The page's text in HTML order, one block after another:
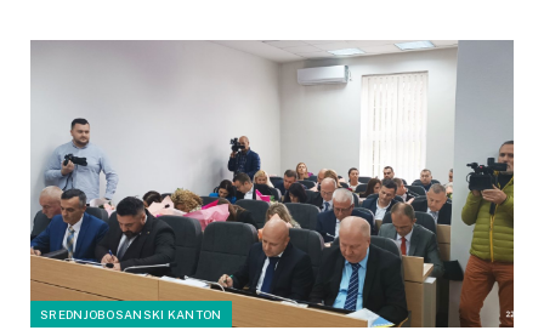
SREDNJOBOSANSKI KANTON